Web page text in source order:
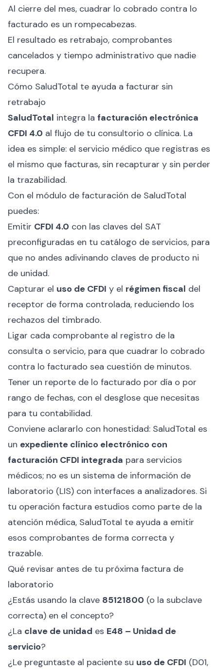
Al cierre del mes, cuadrar lo cobrado contra lo
facturado es un rompecabezas.
El resultado es retrabajo, comprobantes
cancelados y tiempo administrativo que nadie
recupera.
Cómo SaludTotal te ayuda a facturar sin
retrabajo
SaludTotal integra la facturación electrónica
CFDI 4.0 al flujo de tu consultorio o clínica. La
idea es simple: el servicio médico que registras es
el mismo que facturas, sin recapturar y sin perder
la trazabilidad.
Con el módulo de facturación de SaludTotal
puedes:
Emitir CFDI 4.0 con las claves del SAT
preconfiguradas en tu catálogo de servicios, para
que no andes adivinando claves de producto ni
de unidad.
Capturar el uso de CFDI y el régimen fiscal del
receptor de forma controlada, reduciendo los
rechazos del timbrado.
Ligar cada comprobante al registro de la
consulta o servicio, para que cuadrar lo cobrado
contra lo facturado sea cuestión de minutos.
Tener un reporte de lo facturado por día o por
rango de fechas, con el desglose que necesitas
para tu contabilidad.
Conviene aclararlo con honestidad: SaludTotal es
un expediente clínico electrónico con
facturación CFDI integrada para servicios
médicos; no es un sistema de información de
laboratorio (LIS) con interfaces a analizadores. Si
tu operación factura estudios como parte de la
atención médica, SaludTotal te ayuda a emitir
esos comprobantes de forma correcta y
trazable.
Qué revisar antes de tu próxima factura de
laboratorio
¿Estás usando la clave 85121800 (o la subclave
correcta) en el concepto?
¿La clave de unidad es E48 – Unidad de
servicio?
¿Le preguntaste al paciente su uso de CFDI (D01,